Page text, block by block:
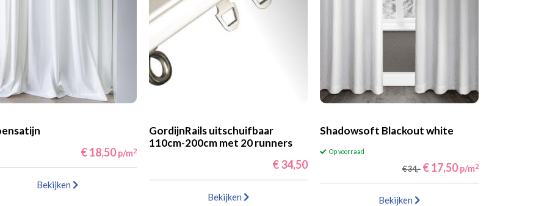
€ 18,50 p/m2
Bekijken
GordijnRails uitschuifbaar
110cm-200cm met 20 runners
€ 34,50
Bekijken
Shadowsoft Blackout white
Op voorraad
€ 34,- € 17,50 p/m2
Bekijken